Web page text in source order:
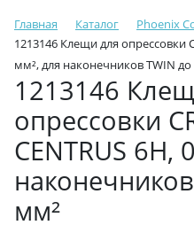
Главная Каталог Phoenix
1213146 Клещи для опрессовки
мм², для наконечников TWIN
1213146
опрессовки
CENTRUS 6H,
мм²